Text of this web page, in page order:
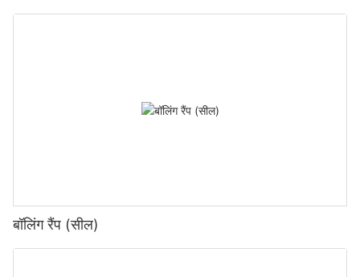
बॉलिंग रैंप (सील)